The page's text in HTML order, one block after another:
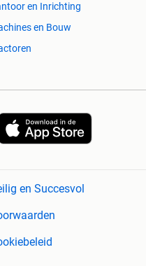
en Inrichting
en Bouw
en Succesvol